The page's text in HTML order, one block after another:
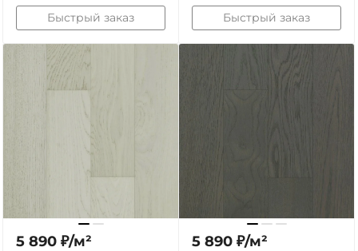
Быстрый заказ Быстрый заказ
5 890 ₽/м² 5 890 ₽/м²